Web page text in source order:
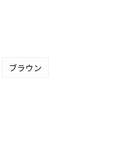
ブラウン